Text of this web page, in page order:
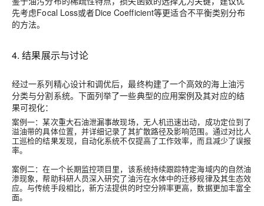
先考虑Focal Loss或者Dice Coefficient等更适合不平衡类别分布
的方法。
4. 结果展示与讨论
经过一系列精心设计和调优后，最终构建了一个高效的海上油污
分类与分割系统。下面列举了一些典型的应用案例及其对应的结
果可视化：
案例一：某次重大石油泄漏事故现场，无人机迅速出动，成功定位到了
溢油带的具体位置，并详细记录了其扩散路径及影响范围。通过对比人
工巡检的结果发现，自动化系统不仅提高了工作效率，而且减少了误报
率。
案例二：在一个长期监控项目里，该系统持续跟踪特定海域内的自然油
渗现象，帮助科研人员深入研究了油污在水体中的迁移规律及其生态效
应。与传统手段相比，新方法提供的时空分辨率更高，数据更加丰富全
面。